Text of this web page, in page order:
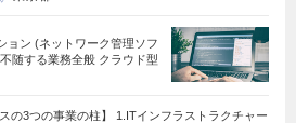
ョン (ネットワーク管理ソフ
随する業務全般 クラウド型
の3つの事業の柱】 1.ITインフラストラクチャー